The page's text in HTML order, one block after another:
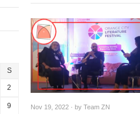
Nov 19, 2022 · by Team ZN
S
2
9